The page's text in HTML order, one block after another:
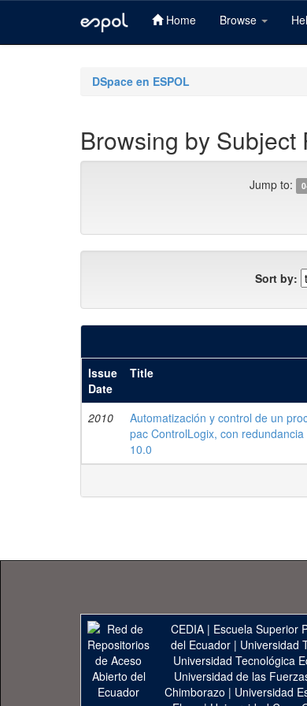
Home Browse
DSpace en ESPOL
Browsing by Subject
Jump to:
Sort by:
Issue
Date
Title
2010
Automatización y control de un
pac ControlLogix, con
10.0
CEDIA | Escuela Superior
del Ecuador| Universidad
Universidad Tecnológica
Universidad de las
Chimborazo | Universidad